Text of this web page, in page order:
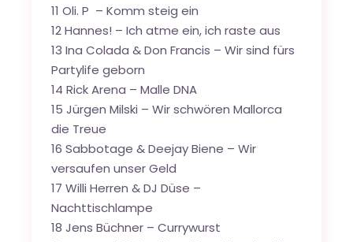
11 Oli. P – Komm steig ein
12 Hannes! – Ich atme ein, ich raste aus
13 Ina Colada & Don Francis – Wir sind fürs
Partylife geborn
14 Rick Arena – Malle DNA
15 Jürgen Milski – Wir schwören Mallorca
die Treue
16 Sabbotage & Deejay Biene – Wir
versaufen unser Geld
17 Willi Herren & DJ Düse –
Nachttischlampe
18 Jens Büchner – Currywurst